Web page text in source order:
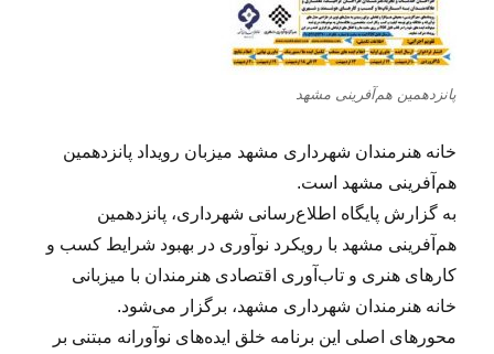
پانزدهمین هم‌آفرینی مشهد
خانه هنرمندان شهرداری مشهد میزبان رویداد پانزدهمین
هم‌آفرینی مشهد است.
به گزارش پایگاه اطلاع‌رسانی شهرداری، پانزدهمین
هم‌آفرینی مشهد با رویکرد نوآوری در بهبود شرایط کسب و
کارهای هنری و تاب‌آوری اقتصادی هنرمندان با میزبانی
خانه هنرمندان شهرداری مشهد، برگزار می‌شود.
محورهای اصلی این برنامه خلق ایده‌های نوآورانه مبتنی بر